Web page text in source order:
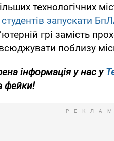
технологічних
запускати
грі замість
поблизу
інформація у нас у
фейки!